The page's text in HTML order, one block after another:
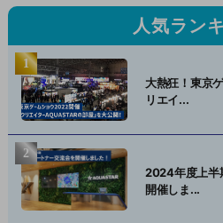
人気ラン
大熱狂！東京
リエイ...
2024年度上
開催しま...